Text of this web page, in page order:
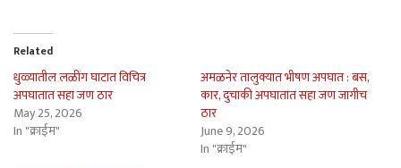
Related
धुळ्यातील लळींग घाटात विचित्र
अपघातात सहा जण ठार
May 25, 2026
In "क्राईम"
अमळनेर तालुक्यात भीषण अपघात : बस,
कार, दुचाकी अपघातात सहा जण जागीच
ठार
June 9, 2026
In "क्राईम"